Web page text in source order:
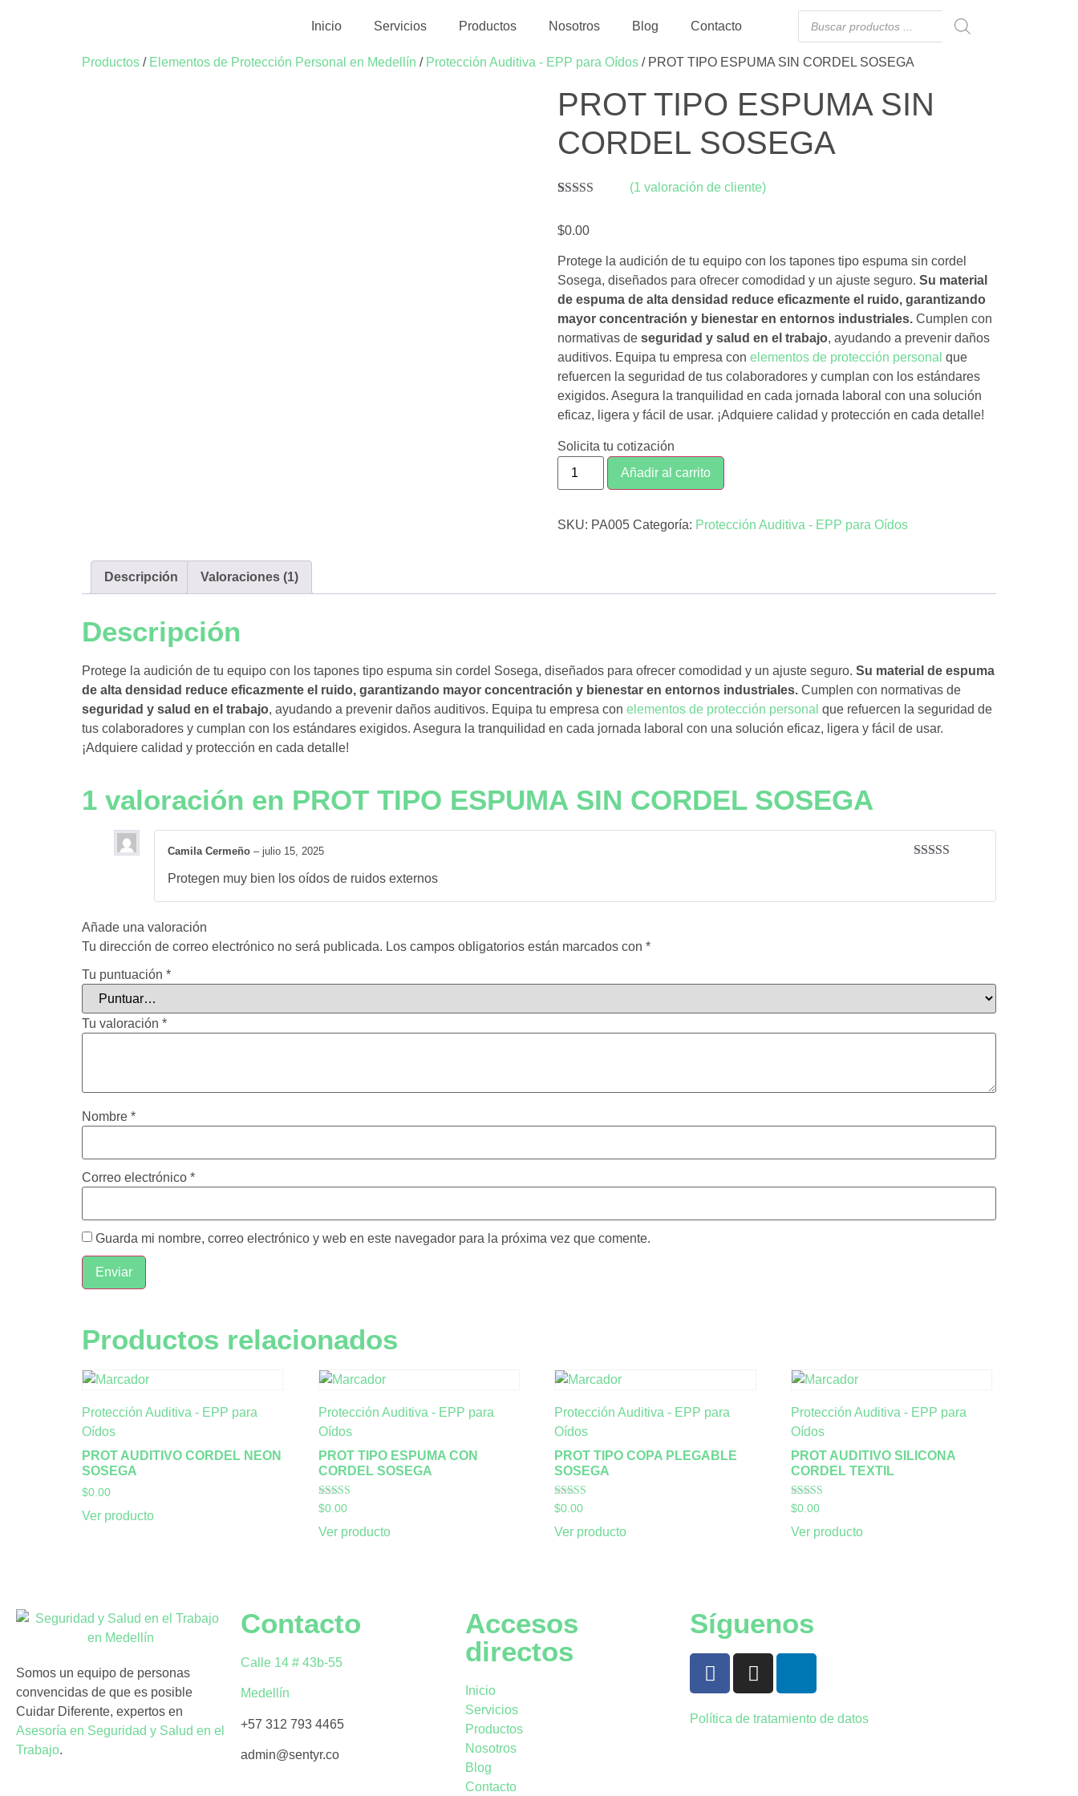
Inicio Servicios Productos Nosotros Blog Contacto
Productos / Elementos de Protección Personal en Medellín / Protección Auditiva - EPP para Oídos / PROT TIPO ESPUMA SIN CORDEL SOSEGA
PROT TIPO ESPUMA SIN
CORDEL SOSEGA
base a
un cliente
(1 valoración de cliente)
$0.00
Protege la audición de tu equipo con los tapones tipo espuma sin cordel
Sosega, diseñados para ofrecer comodidad y un ajuste seguro. Su material
de espuma de alta densidad reduce eficazmente el ruido, garantizando
mayor concentración y bienestar en entornos industriales.Cumplen con
normativas de seguridad y salud en el trabajo, ayudando a prevenir daños
auditivos. Equipa tu empresa con elementos de protección personal que
refuercen la seguridad de tus colaboradores y cumplan con los estándares
exigidos. Asegura la tranquilidad en cada jornada laboral con una solución
eficaz, ligera y fácil de usar. ¡Adquiere calidad y protección en cada detalle!
Solicita tu cotización
Añadir al carrito
SKU: PA005 Categoría: Protección Auditiva - EPP para Oídos
Descripción Valoraciones (1)
Descripción
Protege la audición de tu equipo con los tapones tipo espuma sin cordel Sosega, diseñados para ofrecer comodidad y un ajuste seguro. Su material de espuma
de alta densidad reduce eficazmente el ruido, garantizando mayor concentración y bienestar en entornos industriales. Cumplen con normativas de
seguridad y salud en el trabajo, ayudando a prevenir daños auditivos. Equipa tu empresa con elementos de protección personal que refuercen la seguridad de
tus colaboradores y cumplan con los estándares exigidos. Asegura la tranquilidad en cada jornada laboral con una solución eficaz, ligera y fácil de usar.
¡Adquiere calidad y protección en cada detalle!
1 valoración en PROT TIPO ESPUMA SIN CORDEL SOSEGA
Camila Cermeño – julio 15, 2025
Protegen muy bien los oídos de ruidos externos
Añade una valoración
Tu dirección de correo electrónico no será publicada. Los campos obligatorios están marcados con *
Tu puntuación *
Tu valoración *
Nombre *
Correo electrónico *
Guarda mi nombre, correo electrónico y web en este navegador para la próxima vez que comente.
Productos relacionados
Protección Auditiva - EPP para
Oídos
PROT AUDITIVO CORDEL NEON
SOSEGA
$0.00
Ver producto
Protección Auditiva - EPP para
Oídos
PROT TIPO ESPUMA CON
CORDEL SOSEGA
Valorado con
5.00
de 5
$0.00
Ver producto
Protección Auditiva - EPP para
Oídos
PROT TIPO COPA PLEGABLE
SOSEGA
Valorado con
5.00
de 5
$0.00
Ver producto
Protección Auditiva - EPP para
Oídos
PROT AUDITIVO SILICONA
CORDEL TEXTIL
Valorado con
5.00
de 5
$0.00
Ver producto
Somos un equipo de personas
convencidas de que es posible
Cuidar Diferente, expertos en
Asesoría en Seguridad y Salud en el
Trabajo.
Contacto
Calle 14 # 43b-55
Medellín
+57 312 793 4465
admin@sentyr.co
Accesos
directos
Inicio
Servicios
Productos
Nosotros
Blog
Contacto
Síguenos
Política de tratamiento de datos